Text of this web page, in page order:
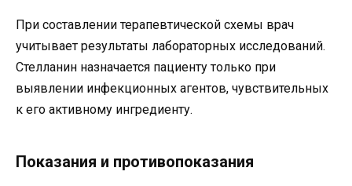
При составлении терапевтической схемы врач
учитывает результаты лабораторных исследований.
Стелланин назначается пациенту только при
выявлении инфекционных агентов, чувствительных
к его активному ингредиенту.
Показания и противопоказания